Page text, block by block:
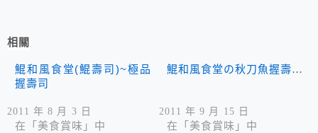
相關
鯤和風食堂(鯤壽司)~極品
握壽司
2011 年 8 月 3 日
在「美食賞味」中
鯤和風食堂の秋刀魚握壽司
2011 年 9 月 15 日
在「美食賞味」中